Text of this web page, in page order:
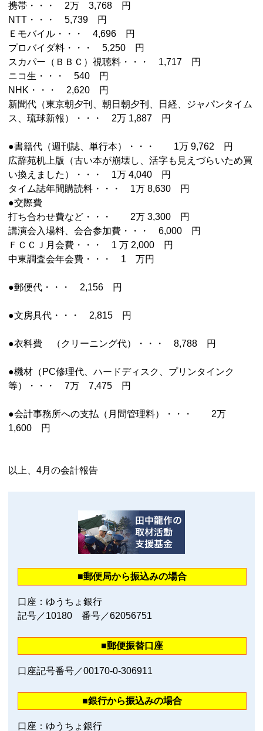
携帯・・・ 2万 3,768 円
NTT・・・ 5,739 円
Ｅモバイル・・・ 4,696 円
プロバイダ料・・・ 5,250 円
スカパー（ＢＢＣ）視聴料・・・ 1,717 円
ニコ生・・・ 540 円
NHK・・・ 2,620 円
新聞代（東京朝夕刊、朝日朝夕刊、日経、ジャパンタイム
ス、琉球新報）・・・ 2万 1,887 円
●書籍代（週刊誌、単行本）・・・ 1万 9,762 円
広辞苑机上版（古い本が崩壊し、活字も見えづらいため買
い換えました）・・・ 1万 4,040 円
タイム誌年間購読料・・・ 1万 8,630 円
●交際費
打ち合わせ費など・・・ 2万 3,300 円
講演会入場料、会合参加費・・・ 6,000 円
ＦＣＣＪ月会費・・・ 1 万 2,000 円
中東調査会年会費・・・ 1 万円
●郵便代・・・ 2,156 円
●文房具代・・・ 2,815 円
●衣料費 （クリーニング代）・・・ 8,788 円
●機材（PC修理代、ハードディスク、プリンタインク
等）・・・ 7万 7,475 円
●会計事務所への支払（月間管理料）・・・ 2万
1,600 円
以上、4月の会計報告
■郵便局から振込みの場合
口座：ゆうちょ銀行
記号／10180 番号／62056751
■郵便振替口座
口座記号番号／00170‐0‐306911
■銀行から振込みの場合
口座：ゆうちょ銀行